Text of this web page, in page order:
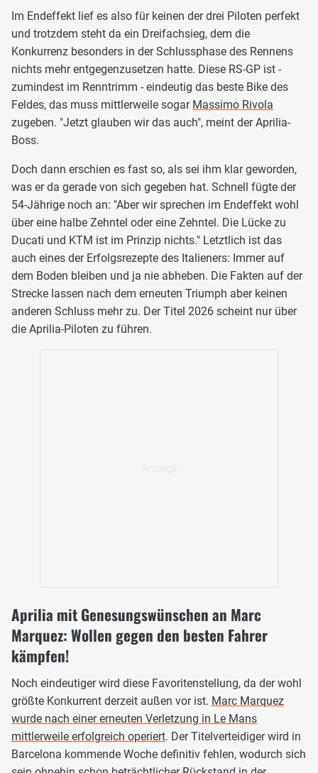
Im Endeffekt lief es also für keinen der drei Piloten perfekt
und trotzdem steht da ein Dreifachsieg, dem die
Konkurrenz besonders in der Schlussphase des Rennens
nichts mehr entgegenzusetzen hatte. Diese RS-GP ist -
zumindest im Renntrimm - eindeutig das beste Bike des
Feldes, das muss mittlerweile sogar Massimo Rivola
zugeben. "Jetzt glauben wir das auch", meint der Aprilia-
Boss.
Doch dann erschien es fast so, als sei ihm klar geworden,
was er da gerade von sich gegeben hat. Schnell fügte der
54-Jährige noch an: "Aber wir sprechen im Endeffekt wohl
über eine halbe Zehntel oder eine Zehntel. Die Lücke zu
Ducati und KTM ist im Prinzip nichts." Letztlich ist das
auch eines der Erfolgsrezepte des Italieners: Immer auf
dem Boden bleiben und ja nie abheben. Die Fakten auf der
Strecke lassen nach dem erneuten Triumph aber keinen
anderen Schluss mehr zu. Der Titel 2026 scheint nur über
die Aprilia-Piloten zu führen.
Aprilia mit Genesungswünschen an Marc
Marquez: Wollen gegen den besten Fahrer
kämpfen!
Noch eindeutiger wird diese Favoritenstellung, da der wohl
größte Konkurrent derzeit außen vor ist. Marc Marquez
wurde nach einer erneuten Verletzung in Le Mans
mittlerweile erfolgreich operiert. Der Titelverteidiger wird in
Barcelona kommende Woche definitiv fehlen, wodurch sich